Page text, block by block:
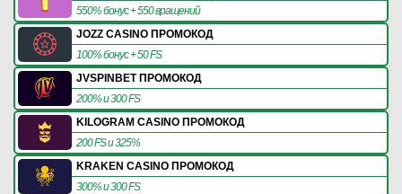
550% бонус + 550 вращений
JOZZ CASINO ПРОМОКОД
100% бонус + 50 FS
JVSPINBET ПРОМОКОД
200% и 300 FS
KILOGRAM CASINO ПРОМОКОД
200 FS и 325%
KRAKEN CASINO ПРОМОКОД
300% и 300 FS